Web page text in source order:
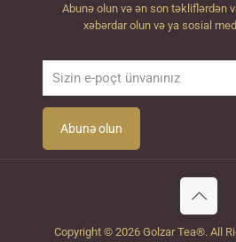
Abunə olun və ən son təkliflərdən
xəbərdar olun və ya sosial
Copyright © 2026 Golzar Tea®. All